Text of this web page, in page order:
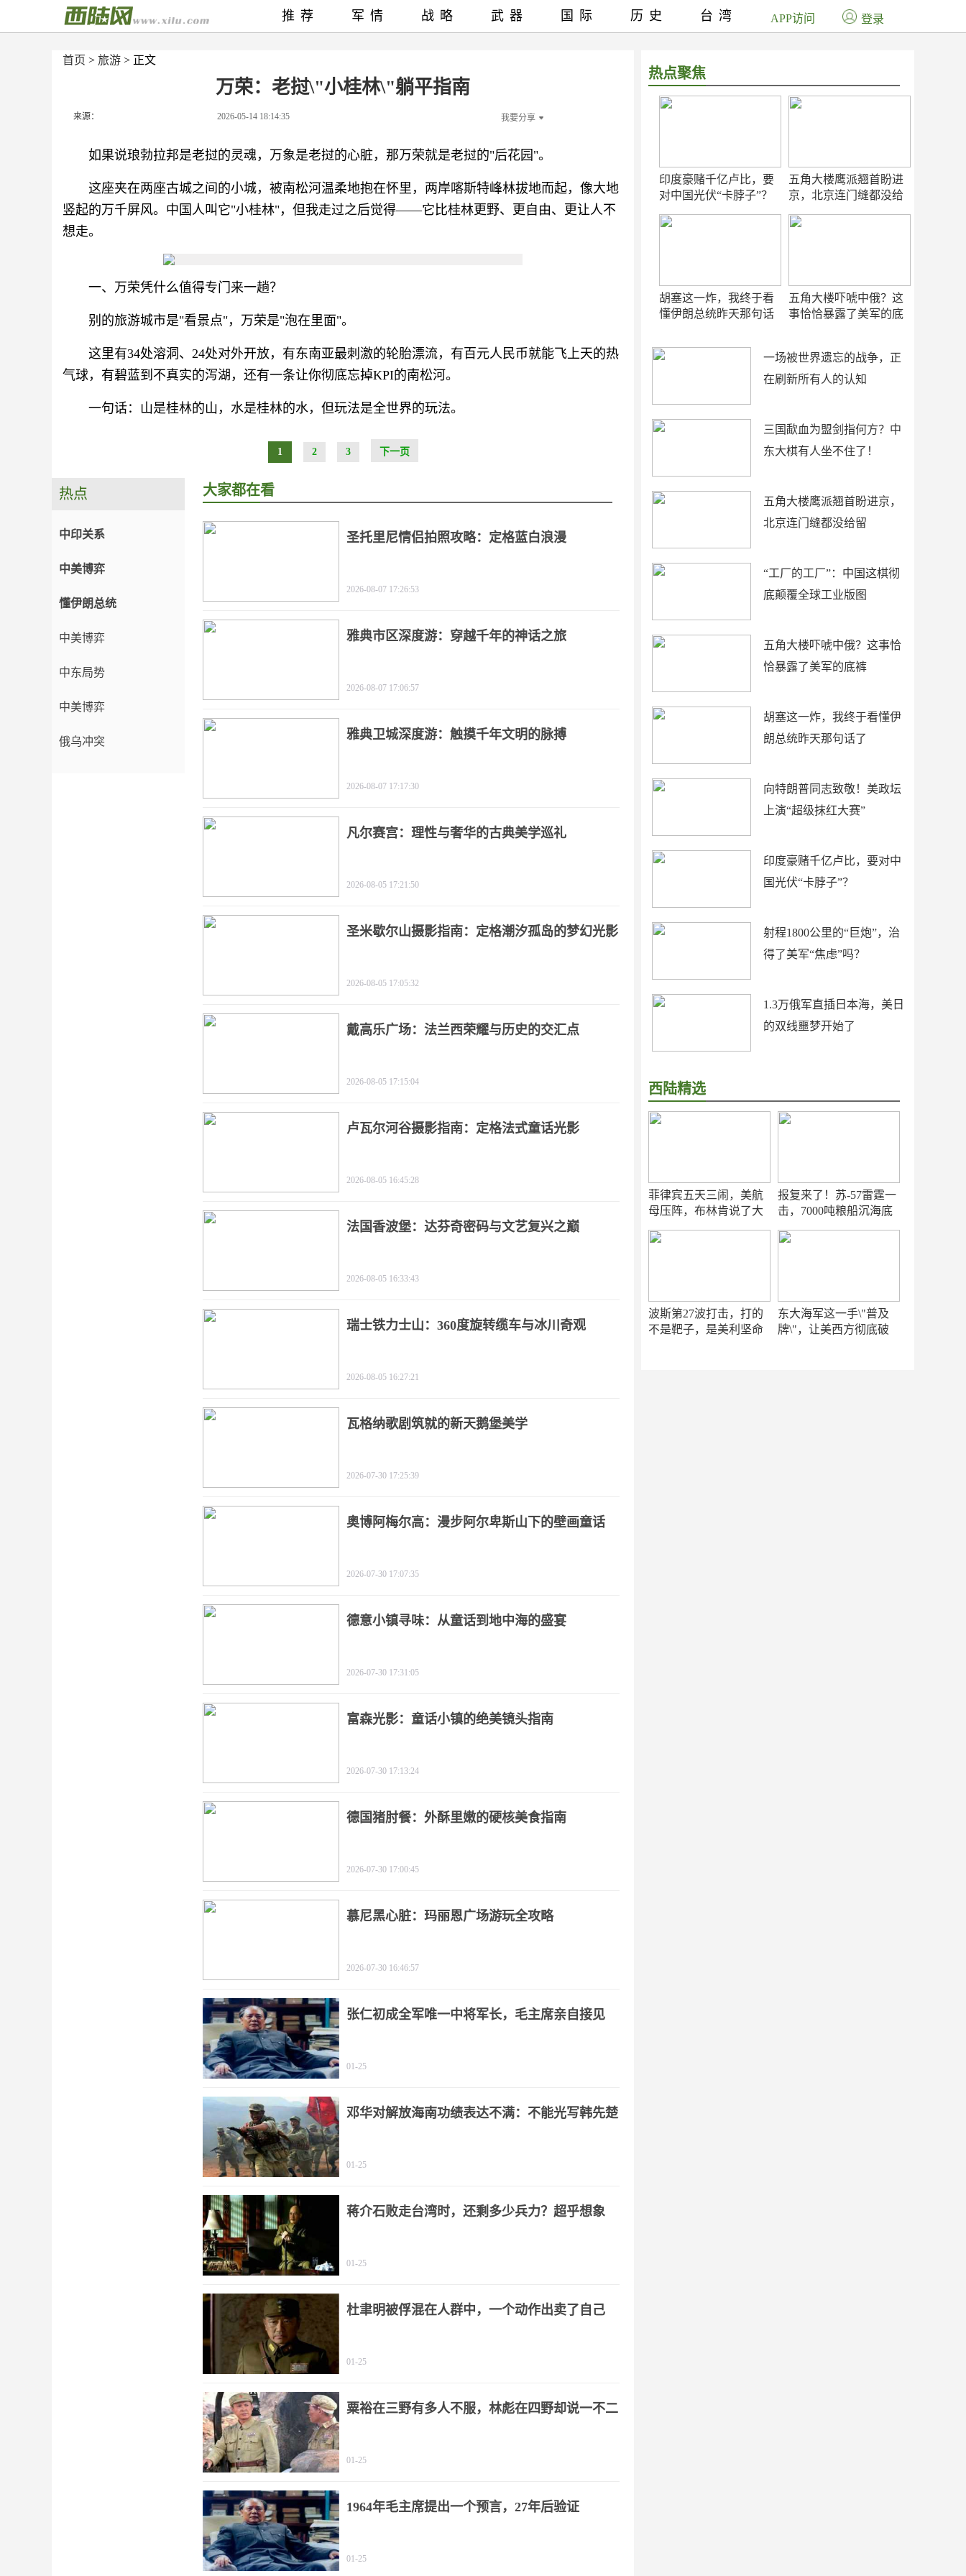
首页 > 旅游 > 正文
万荣：老挝\"小桂林\"躺平指南
来源： 2026-05-14 18:14:35 我要分享
如果说琅勃拉邦是老挝的灵魂，万象是老挝的心脏，那万荣就是老挝的"后花园"。
这座夹在两座古城之间的小城，被南松河温柔地抱在怀里，两岸喀斯特峰林拔地而起，像大地
竖起的万千屏风。中国人叫它"小桂林"，但我走过之后觉得——它比桂林更野、更自由、更让人不
想走。
一、万荣凭什么值得专门来一趟？
别的旅游城市是"看景点"，万荣是"泡在里面"。
这里有34处溶洞、24处对外开放，有东南亚最刺激的轮胎漂流，有百元人民币就能飞上天的热
气球，有碧蓝到不真实的泻湖，还有一条让你彻底忘掉KPI的南松河。
一句话：山是桂林的山，水是桂林的水，但玩法是全世界的玩法。
1 2 3 下一页
热点聚焦
印度豪赌千亿卢比，要
对中国光伏“卡脖子”？
五角大楼鹰派翘首盼进
京，北京连门缝都没给
胡塞这一炸，我终于看
懂伊朗总统昨天那句话
五角大楼吓唬中俄？这
事恰恰暴露了美军的底
一场被世界遗忘的战争，正
在刷新所有人的认知
三国歃血为盟剑指何方？中
东大棋有人坐不住了！
五角大楼鹰派翘首盼进京，
北京连门缝都没给留
“工厂的工厂”：中国这棋彻
底颠覆全球工业版图
五角大楼吓唬中俄？这事恰
恰暴露了美军的底裤
胡塞这一炸，我终于看懂伊
朗总统昨天那句话了
向特朗普同志致敬！美政坛
上演“超级抹红大赛”
印度豪赌千亿卢比，要对中
国光伏“卡脖子”？
射程1800公里的“巨炮”，治
得了美军“焦虑”吗？
1.3万俄军直插日本海，美日
的双线噩梦开始了
西陆精选
菲律宾五天三闹，美航
母压阵，布林肯说了大
报复来了！苏-57雷霆一
击，7000吨粮船沉海底
波斯第27波打击，打的
不是靶子，是美利坚命
东大海军这一手\"普及
牌\"，让美西方彻底破
推荐 军情 战略 武器 国际 历史 台湾 APP访问 登录
热点
中印关系
中美博弈
懂伊朗总统
中美博弈
中东局势
中美博弈
俄乌冲突
大家都在看
圣托里尼情侣拍照攻略：定格蓝白浪漫
2026-08-07 17:26:53
雅典市区深度游：穿越千年的神话之旅
2026-08-07 17:06:57
雅典卫城深度游：触摸千年文明的脉搏
2026-08-07 17:17:30
凡尔赛宫：理性与奢华的古典美学巡礼
2026-08-05 17:21:50
圣米歇尔山摄影指南：定格潮汐孤岛的梦幻光影
2026-08-05 17:05:32
戴高乐广场：法兰西荣耀与历史的交汇点
2026-08-05 17:15:04
卢瓦尔河谷摄影指南：定格法式童话光影
2026-08-05 16:45:28
法国香波堡：达芬奇密码与文艺复兴之巅
2026-08-05 16:33:43
瑞士铁力士山：360度旋转缆车与冰川奇观
2026-08-05 16:27:21
瓦格纳歌剧筑就的新天鹅堡美学
2026-07-30 17:25:39
奥博阿梅尔高：漫步阿尔卑斯山下的壁画童话
2026-07-30 17:07:35
德意小镇寻味：从童话到地中海的盛宴
2026-07-30 17:31:05
富森光影：童话小镇的绝美镜头指南
2026-07-30 17:13:24
德国猪肘餐：外酥里嫩的硬核美食指南
2026-07-30 17:00:45
慕尼黑心脏：玛丽恩广场游玩全攻略
2026-07-30 16:46:57
张仁初成全军唯一中将军长，毛主席亲自接见
01-25
邓华对解放海南功绩表达不满：不能光写韩先楚
01-25
蒋介石败走台湾时，还剩多少兵力？超乎想象
01-25
杜聿明被俘混在人群中，一个动作出卖了自己
01-25
粟裕在三野有多人不服，林彪在四野却说一不二
01-25
1964年毛主席提出一个预言，27年后验证
01-25